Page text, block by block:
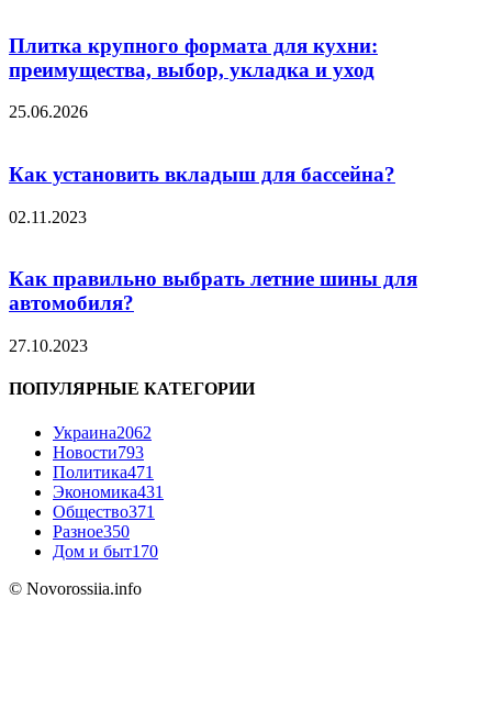
Плитка крупного формата для кухни:
преимущества, выбор, укладка и уход
25.06.2026
Как установить вкладыш для бассейна?
02.11.2023
Как правильно выбрать летние шины для
автомобиля?
27.10.2023
ПОПУЛЯРНЫЕ КАТЕГОРИИ
Украина2062
Новости793
Политика471
Экономика431
Общество371
Разное350
Дом и быт170
© Novorossiia.info